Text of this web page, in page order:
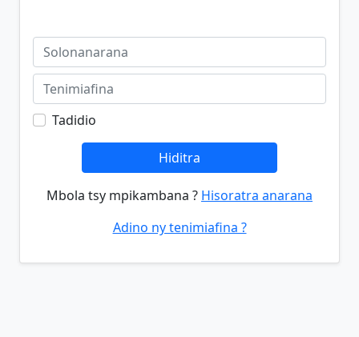
Tadidio
Hiditra
Mbola tsy mpikambana ? Hisoratra anarana
Adino ny tenimiafina ?